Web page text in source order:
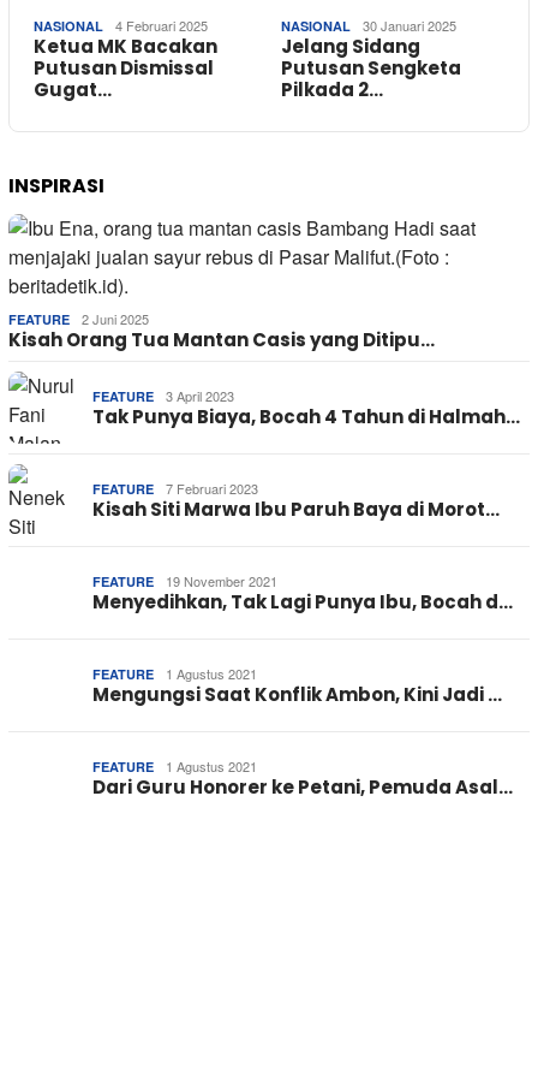
NASIONAL 4 Februari 2025
Ketua MK Bacakan
Putusan Dismissal
Gugat…
NASIONAL 30 Januari 2025
Jelang Sidang
Putusan Sengketa
Pilkada 2…
INSPIRASI
FEATURE 2 Juni 2025
Kisah Orang Tua Mantan Casis yang Ditipu…
FEATURE 3 April 2023
Tak Punya Biaya, Bocah 4 Tahun di Halmah…
FEATURE 7 Februari 2023
Kisah Siti Marwa Ibu Paruh Baya di Morot…
FEATURE 19 November 2021
Menyedihkan, Tak Lagi Punya Ibu, Bocah d…
FEATURE 1 Agustus 2021
Mengungsi Saat Konflik Ambon, Kini Jadi …
FEATURE 1 Agustus 2021
Dari Guru Honorer ke Petani, Pemuda Asal…